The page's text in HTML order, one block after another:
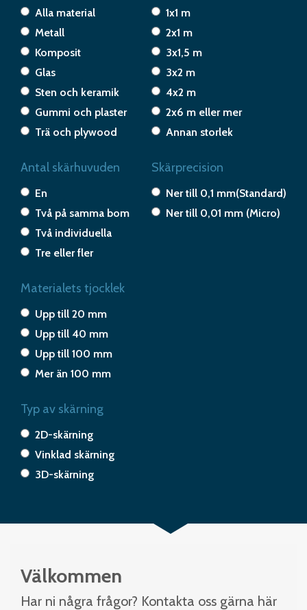
Alla material
Metall
Komposit
Glas
Sten och keramik
Gummi och plaster
Trä och plywood
Antal skärhuvuden
En
Två på samma bom
Två individuella
Tre eller fler
1x1 m
2x1 m
3x1,5 m
3x2 m
4x2 m
2x6 m eller mer
Annan storlek
Skärprecision
Ner till 0,1 mm(Standard)
Ner till 0,01 mm (Micro)
Materialets tjocklek
Upp till 20 mm
Upp till 40 mm
Upp till 100 mm
Mer än 100 mm
Typ av skärning
2D-skärning
Vinklad skärning
3D-skärning
Välkommen
Har ni några frågor? Kontakta oss gärna här